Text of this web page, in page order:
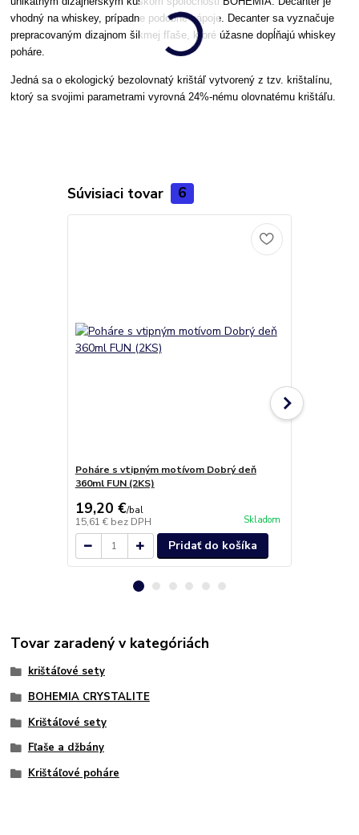
vhodný na whiskey, prípadne podobné nápoje. Decanter sa vyznačuje
prepracovaným dizajnom šikmej fľaše, ktoré úžasne dopĺňajú whiskey
poháre.
Jedná sa o ekologický bezolovnatý krištáľ vytvorený z tzv. krištalínu,
ktorý sa svojimi parametrami vyrovná 24%-nému olovnatému krištáľu.
Súvisiaci tovar 6
Poháre s vtipným motívom Dobrý deň
360ml FUN (2KS)
19,20 €/bal
15,61 € bez DPH Skladom
Pridať do košíka
Tovar zaradený v kategóriách
krištáľové sety
BOHEMIA CRYSTALITE
Krištáľové sety
Fľaše a džbány
Krištáľové poháre